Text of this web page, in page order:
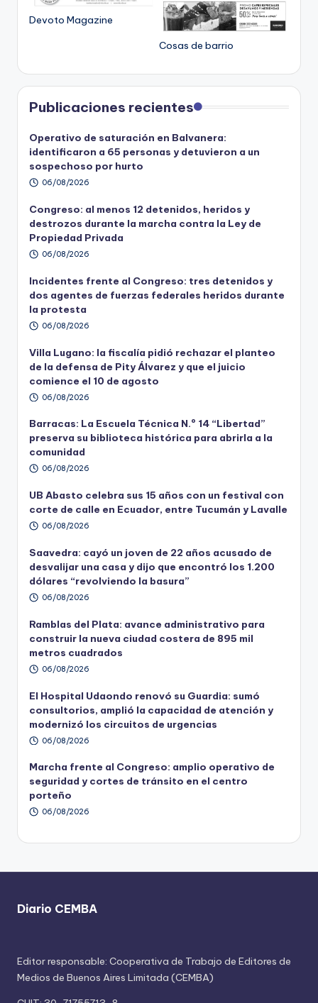
Devoto Magazine
Cosas de barrio
Publicaciones recientes
Operativo de saturación en Balvanera:
identificaron a 65 personas y detuvieron a un
sospechoso por hurto
06/08/2026
Congreso: al menos 12 detenidos, heridos y
destrozos durante la marcha contra la Ley de
Propiedad Privada
06/08/2026
Incidentes frente al Congreso: tres detenidos y
dos agentes de fuerzas federales heridos durante
la protesta
06/08/2026
Villa Lugano: la fiscalía pidió rechazar el planteo
de la defensa de Pity Álvarez y que el juicio
comience el 10 de agosto
06/08/2026
Barracas: La Escuela Técnica N.º 14 “Libertad”
preserva su biblioteca histórica para abrirla a la
comunidad
06/08/2026
UB Abasto celebra sus 15 años con un festival con
corte de calle en Ecuador, entre Tucumán y Lavalle
06/08/2026
Saavedra: cayó un joven de 22 años acusado de
desvalijar una casa y dijo que encontró los 1.200
dólares “revolviendo la basura”
06/08/2026
Ramblas del Plata: avance administrativo para
construir la nueva ciudad costera de 895 mil
metros cuadrados
06/08/2026
El Hospital Udaondo renovó su Guardia: sumó
consultorios, amplió la capacidad de atención y
modernizó los circuitos de urgencias
06/08/2026
Marcha frente al Congreso: amplio operativo de
seguridad y cortes de tránsito en el centro
porteño
06/08/2026
Diario CEMBA
Editor responsable: Cooperativa de Trabajo de Editores de
Medios de Buenos Aires Limitada (CEMBA)